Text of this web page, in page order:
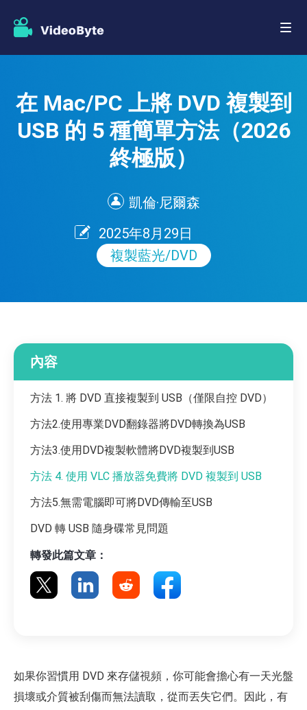
在 Mac/PC 上將 DVD 複製到
USB 的 5 種簡單方法（2026
終極版）
凱倫·尼爾森
2025年8月29日
複製藍光/DVD
內容
方法 1. 將 DVD 直接複製到 USB（僅限自控 DVD）
方法2.使用專業DVD翻錄器將DVD轉換為USB
方法3.使用DVD複製軟體將DVD複製到USB
方法 4. 使用 VLC 播放器免費將 DVD 複製到 USB
方法5.無需電腦即可將DVD傳輸至USB
DVD 轉 USB 隨身碟常見問題
轉發此篇文章：
如果你習慣用 DVD 來存儲視頻，你可能會擔心有一天光盤
損壞或介質被刮傷而無法讀取，從而丟失它們。因此，有